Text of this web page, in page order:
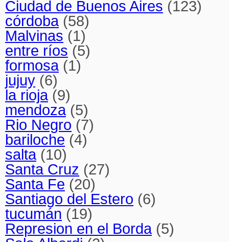
Ciudad de Buenos Aires (123)
córdoba(58)
Malvinas (1)
entre ríos (5)
formosa(1)
jujuy (6)
la rioja(9)
mendoza(5)
Rio Negro (7)
bariloche (4)
salta(10)
Santa Cruz (27)
Santa Fe (20)
Santiago del Estero (6)
tucumán (19)
Represion en el Borda(5)